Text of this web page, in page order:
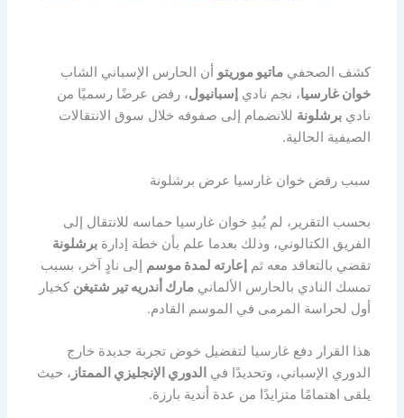
كشف الصحفيماتيو موريتو أن الحارس الإسباني الشاب
خوان غارسيا، نجم ناديإسبانيول، رفض عرضًا رسميًا من
ناديبرشلونة للانضمام إلى صفوفه خلال سوق الانتقالات
الصيفية الحالية.
سبب رفض خوان غارسيا عرض برشلونة
بحسب التقرير، لم يُبدِ خوان غارسيا حماسه للانتقال إلى
الفريق الكتالوني، وذلك بعدما علم بأن خطة إدارةبرشلونة
تقضي بالتعاقد معه ثم
إعارته لمدة موسم إلى نادٍ آخر، بسبب
تمسك النادي بالحارس الألمانيمارك أندريه تير شتيغن كخيار
أول لحراسة المرمى في الموسم القادم.
هذا القرار دفع غارسيا لتفضيل خوض تجربة جديدة خارج
الدوري الإسباني، وتحديدًا في الدوري الإنجليزي الممتاز ، حيث
يلقى اهتمامًا متزايدًا من عدة أندية بارزة.